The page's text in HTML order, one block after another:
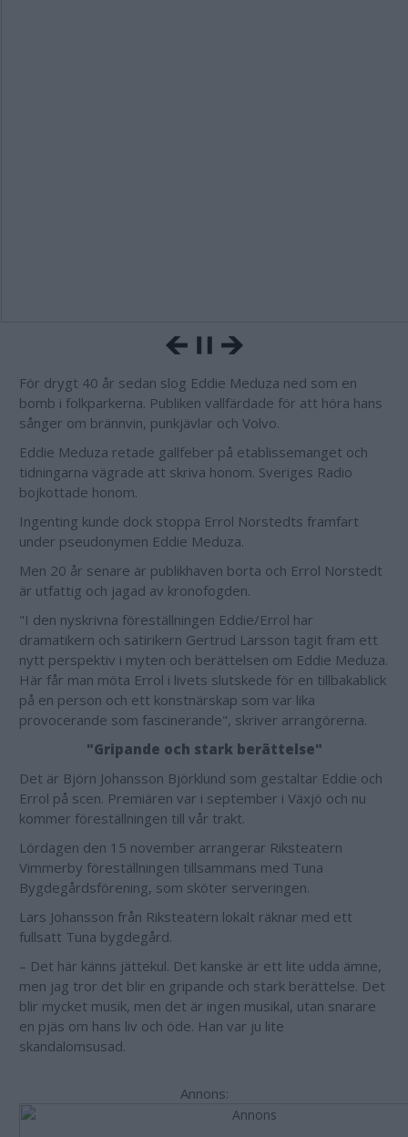
För drygt 40 år sedan slog Eddie Meduza ned som en
bomb i folkparkerna. Publiken vallfärdade för att höra hans
sånger om brännvin, punkjävlar och Volvo.
Eddie Meduza retade gallfeber på etablissemanget och
tidningarna vägrade att skriva honom. Sveriges Radio
bojkottade honom.
Ingenting kunde dock stoppa Errol Norstedts framfart
under pseudonymen Eddie Meduza.
Men 20 år senare är publikhaven borta och Errol Norstedt
är utfattig och jagad av kronofogden.
"I den nyskrivna föreställningen Eddie/Errol har
dramatikern och satirikern Gertrud Larsson tagit fram ett
nytt perspektiv i myten och berättelsen om Eddie Meduza.
Här får man möta Errol i livets slutskede för en tillbakablick
på en person och ett konstnärskap som var lika
provocerande som fascinerande", skriver arrangörerna.
"Gripande och stark berättelse"
Det är Björn Johansson Björklund som gestaltar Eddie och
Errol på scen. Premiären var i september i Växjö och nu
kommer föreställningen till vår trakt.
Lördagen den 15 november arrangerar Riksteatern
Vimmerby föreställningen tillsammans med Tuna
Bygdegårdsförening, som sköter serveringen.
Lars Johansson från Riksteatern lokalt räknar med ett
fullsatt Tuna bygdegård.
– Det här känns jättekul. Det kanske är ett lite udda ämne,
men jag tror det blir en gripande och stark berättelse. Det
blir mycket musik, men det är ingen musikal, utan snarare
en pjäs om hans liv och öde. Han var ju lite
skandalomsusad.
Annons: